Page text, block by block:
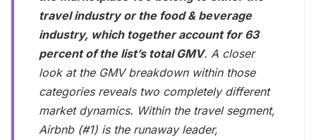
travel industry or the food & beverage
industry, which together account for 63
percent of the list’s total GMV. A closer
look at the GMV breakdown within those
categories reveals two completely different
market dynamics. Within the travel segment,
Airbnb (#1) is the runaway leader,